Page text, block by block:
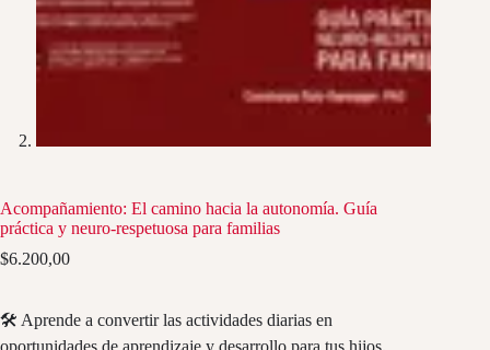
Acompañamiento: El camino hacia la autonomía. Guía
práctica y neuro-respetuosa para familias
$6.200,00
🛠️ Aprende a convertir las actividades diarias en
oportunidades de aprendizaje y desarrollo para tus hijos.